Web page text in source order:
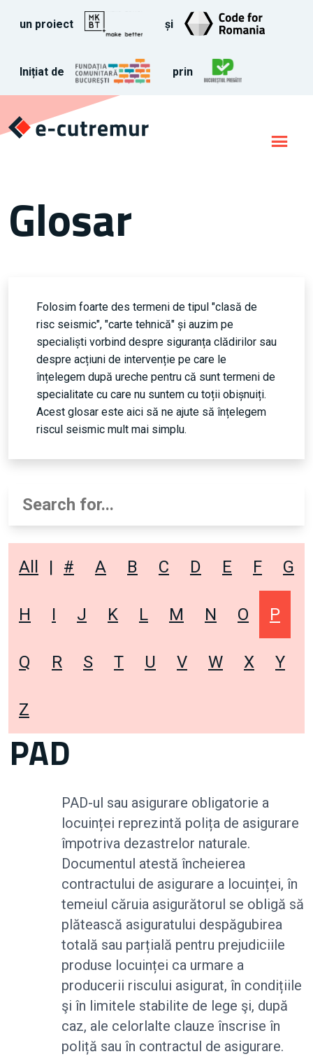
un proiect și
Inițiat de prin
Glosar
Folosim foarte des termeni de tipul "clasă de
risc seismic", "carte tehnică" și auzim pe
specialiști vorbind despre siguranța clădirilor sau
despre acțiuni de intervenție pe care le
înțelegem după ureche pentru că sunt termeni de
specialitate cu care nu suntem cu toții obișnuiți.
Acest glosar este aici să ne ajute să înțelegem
riscul seismic mult mai simplu.
All | # A B C D E F G
H I J K L M N O P
Q R S T U V W X Y
Z
PAD
PAD-ul sau asigurare obligatorie a
locuinței reprezintă polița de asigurare
împotriva dezastrelor naturale.
Documentul atestă încheierea
contractului de asigurare a locuinței, în
temeiul căruia asigurătorul se obligă să
plătească asiguratului despăgubirea
totală sau parțială pentru prejudiciile
produse locuinței ca urmare a
producerii riscului asigurat, în condițiile
şi în limitele stabilite de lege şi, după
caz, ale celorlalte clauze înscrise în
poliță sau în contractul de asigurare.